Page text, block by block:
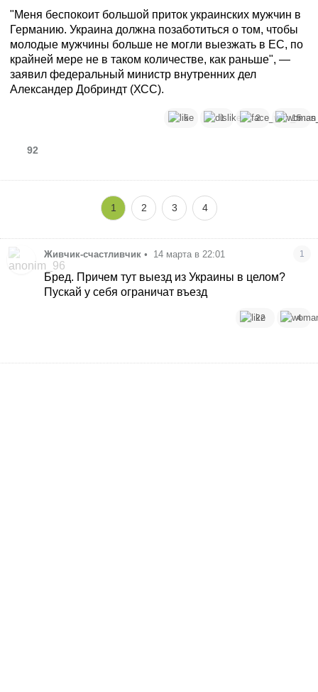
"Меня беспокоит большой приток украинских мужчин в
Германию. Украина должна позаботиться о том, чтобы
молодые мужчины больше не могли выезжать в ЕС, по
крайней мере не в таком количестве, как раньше", —
заявил федеральный министр внутренних дел
Александер Добриндт (ХСС).
5 1 2 15
92
1 2 3 4
Живчик-счастливчик • 14 марта в 22:01 1
Бред. Причем тут выезд из Украины в целом?
Пускай у себя ограничат въезд
22 4